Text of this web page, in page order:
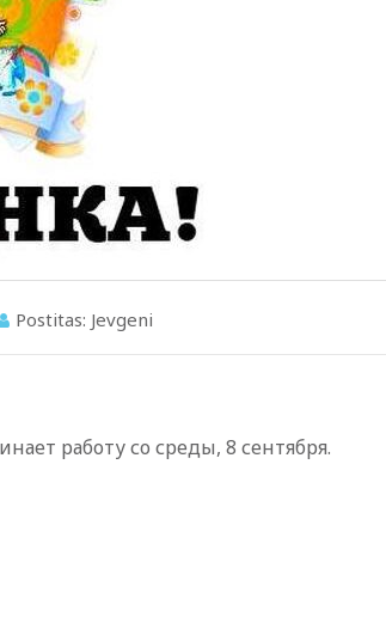
Postitas: Jevgeni
работу со среды, 8 сентября.